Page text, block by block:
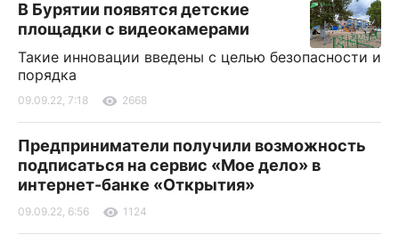
В Бурятии появятся детские
площадки с видеокамерами
Такие инновации введены с целью безопасности и
порядка
09.09.22, 7:18 2668
Предприниматели получили возможность
подписаться на сервис «Мое дело» в
интернет-банке «Открытия»
09.09.22, 6:56 1124